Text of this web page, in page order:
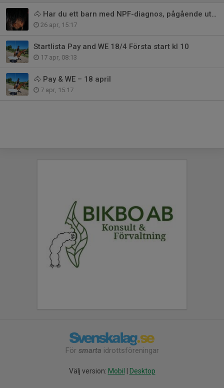
🐴 Har du ett barn med NPF-diagnos, pågående utredning eller annan funktion
26 apr, 15:17
Startlista Pay and WE 18/4 Första start kl 10
17 apr, 08:13
🐴 Pay & WE – 18 april
7 apr, 15:17
För smarta idrottsföreningar
Välj version: Mobil | Desktop